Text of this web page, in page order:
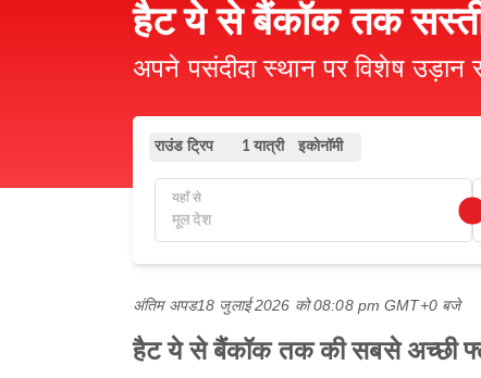
हैट ये से बैंकॉक तक
अपने पसंदीदा स्थान पर विशेष
राउंड ट्रिप 1 यात्री इकोनॉमी
यहाँ से
अंतिम अपड18 जुलाई 2026 को 08:08 pm GMT+0 बजे
हैट ये से बैंकॉक तक की सबसे अच्छी